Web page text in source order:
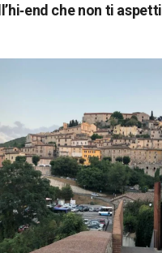
che non ti aspetti